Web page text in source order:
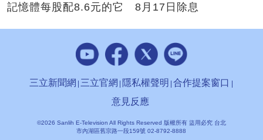
記憶體每股配8.6元的它 8月17日除息
三立新聞網 三立官網 隱私權聲明 合作提案窗口
意見反應
©2026 Sanlih E-Television All Rights Reserved 版權所有 盜用必究 台北
市內湖區舊宗路一段159號 02-8792-8888